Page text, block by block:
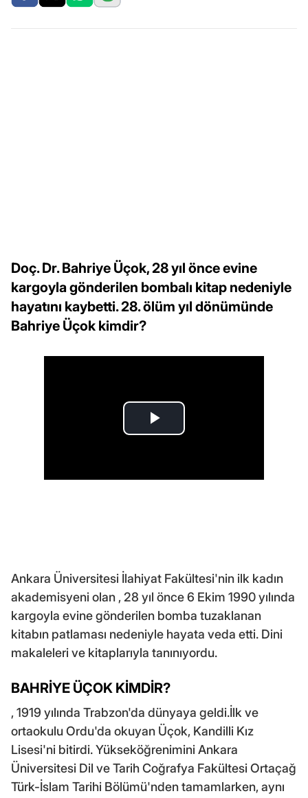
Doç. Dr. Bahriye Üçok, 28 yıl önce evine
kargoyla gönderilen bombalı kitap nedeniyle
hayatını kaybetti. 28. ölüm yıl dönümünde
Bahriye Üçok kimdir?
Ankara Üniversitesi İlahiyat Fakültesi'nin ilk kadın
akademisyeni olan , 28 yıl önce 6 Ekim 1990 yılında
kargoyla evine gönderilen bomba tuzaklanan
kitabın patlaması nedeniyle hayata veda etti. Dini
makaleleri ve kitaplarıyla tanınıyordu.
BAHRİYE ÜÇOK KİMDİR?
, 1919 yılında Trabzon'da dünyaya geldi.İlk ve
ortaokulu Ordu'da okuyan Üçok, Kandilli Kız
Lisesi'ni bitirdi. Yükseköğrenimini Ankara
Üniversitesi Dil ve Tarih Coğrafya Fakültesi Ortaçağ
Türk-İslam Tarihi Bölümü'nden tamamlarken, aynı